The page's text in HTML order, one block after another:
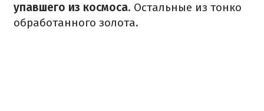
упавшего из космоса. Остальные из тонко
обработанного золота.